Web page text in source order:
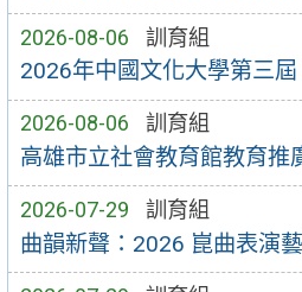
2026-08-06 訓育組
2026年中國文化大學第三屆
2026-08-06 訓育組
高雄市立社會教育館教育推
2026-07-29 訓育組
曲韻新聲：2026 崑曲表演